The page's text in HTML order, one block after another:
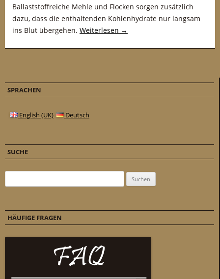
Ballaststoffreiche Mehle und Flocken sorgen zusätzlich
dazu, dass die enthaltenden Kohlenhydrate nur langsam
ins Blut übergehen. Weiterlesen →
SPRACHEN
English (UK) Deutsch
SUCHE
HÄUFIGE FRAGEN